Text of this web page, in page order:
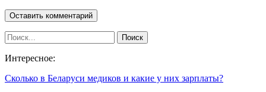
Интересное:
Сколько в Беларуси медиков и какие у них зарплаты?